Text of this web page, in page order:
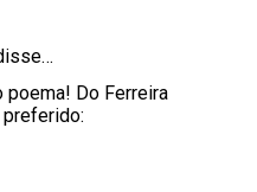
poema! Do Ferreira
preferido: